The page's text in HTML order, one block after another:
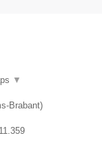
▼
Brabant)